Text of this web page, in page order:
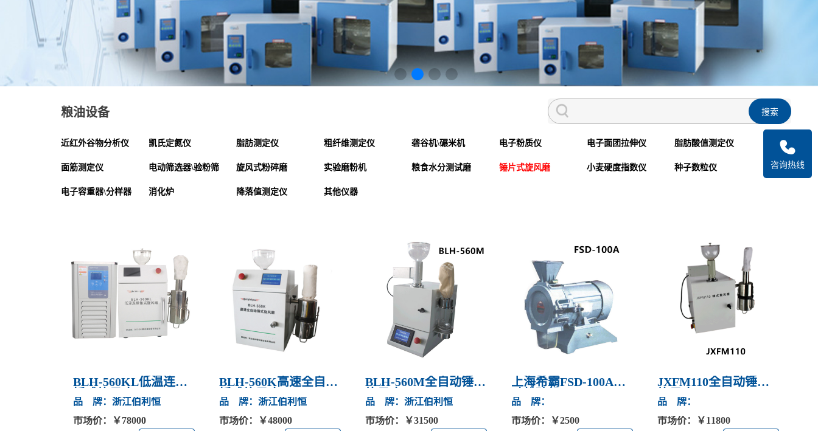
粮油设备
近红外谷物分析仪 凯氏定氮仪 脂肪测定仪 粗纤维测定仪 砻谷机\碾米机 电子粉质仪 电子面团拉伸仪 脂肪酸值测定仪
面筋测定仪 电动筛选器\验粉筛 旋风式粉碎磨 实验磨粉机 粮食水分测试磨 锤片式旋风磨 小麦硬度指数仪 种子数粒仪
电子容重器\分样器 消化炉 降落值测定仪 其他仪器
BLH-560KL低温连续
锤式旋风磨
品 牌：浙江伯利恒
市场价：￥78000
BLH-560K高速全自动
锤式旋风磨
品 牌：浙江伯利恒
市场价：￥48000
BLH-560M全自动锤式
旋风磨
品 牌：浙江伯利恒
市场价：￥31500
上海希霸FSD-100A电
动粉碎机
品 牌：
市场价：￥2500
JXFM110全自动锤式
旋风磨
品 牌：
市场价：￥11800
咨询热线